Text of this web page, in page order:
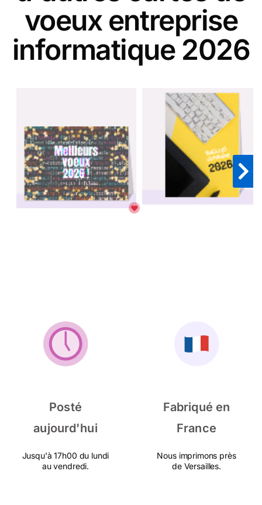
voeux entreprise
informatique 2026
Posté
aujourd'hui
Jusqu'à 17h00 du lundi
au vendredi.
Fabriqué en
France
Nous imprimons près
de Versailles.